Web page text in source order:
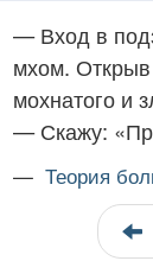
— Вход в
мхом. Открыв
мохнатого и
— Скажу:
— Теория